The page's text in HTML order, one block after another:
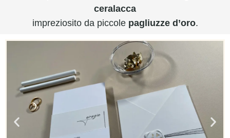
ceralacca
impreziosito da piccole pagliuzze d’oro.